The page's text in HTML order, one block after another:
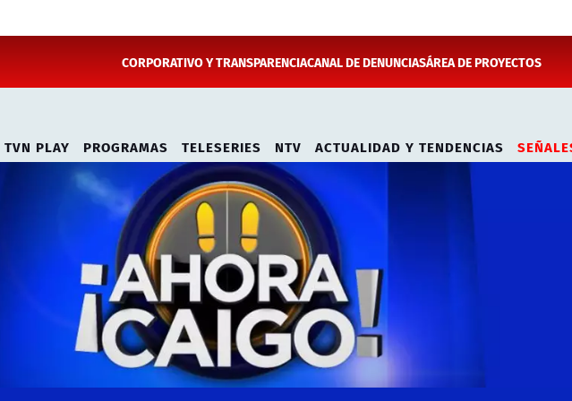
CORPORATIVO Y TRANSPARENCIACANAL DE DENUNCIASÁREA DE PROYECTOS
TVN PLAY PROGRAMAS TELESERIES NTV ACTUALIDAD Y TENDENCIAS